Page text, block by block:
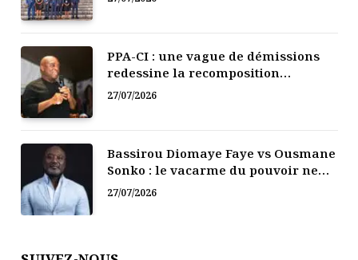
PPA-CI : une vague de démissions
redessine la recomposition
politique
27/07/2026
Bassirou Diomaye Faye vs Ousmane
Sonko : le vacarme du pouvoir ne
doit pas faire oublier les liens de la
27/07/2026